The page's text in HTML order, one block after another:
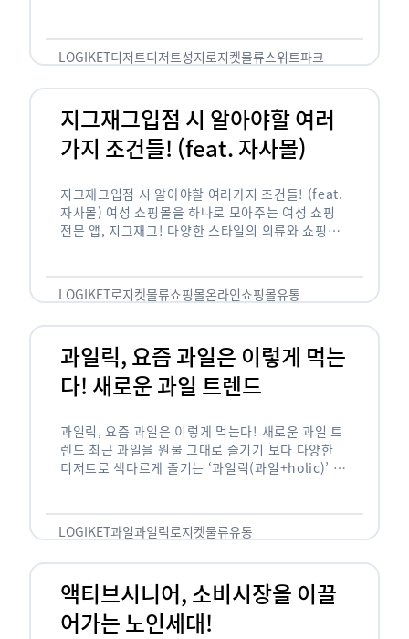
LOGIKET디저트디저트성지로지켓물류스위트파크
지그재그입점 시 알아야할 여러
가지 조건들! (feat. 자사몰)
지그재그입점 시 알아야할 여러가지 조건들! (feat.
자사몰) 여성 쇼핑몰을 하나로 모아주는 여성 쇼핑
전문 앱, 지그재그! 다양한 스타일의 의류와 쇼핑몰
LOGIKET로지켓물류쇼핑몰온라인쇼핑몰유통
과일릭, 요즘 과일은 이렇게 먹는
다! 새로운 과일 트렌드
과일릭, 요즘 과일은 이렇게 먹는다! 새로운 과일 트
렌드 최근 과일을 원물 그대로 즐기기 보다 다양한
디저트로 색다르게 즐기는 ‘과일릭(과일+holic)’ 트
…
LOGIKET과일과일릭로지켓물류유통
액티브시니어, 소비시장을 이끌
어가는 노인세대!